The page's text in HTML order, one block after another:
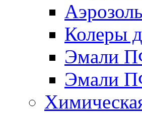
Колеры
Эмали
Эмали